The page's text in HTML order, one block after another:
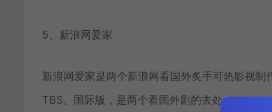
5、新浪网爱家
新浪网爱家是两个新浪网看国外炙手可热影视制
TBS、国际版，是两个看国外剧的去处。